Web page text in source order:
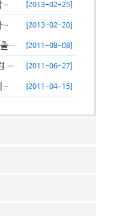
[점검완료] 서버 업그레이드 작업으로 일시적으로 사용이 불안정할수 있습니... [2013-02-25]
[점검완료] 서버 정기점검에 따른 이용 제한 안내 [2013-02-20]
네이트&싸이월드 개인정보 유출에 따른 비밀번호 변경 캠페인! [2011-08-08]
총회본부 사무실 FAX 번호 변경 안내 [2011-06-27]
스위치 교체작업으로 인한 일시접속제한 안내 [2011-04-15]